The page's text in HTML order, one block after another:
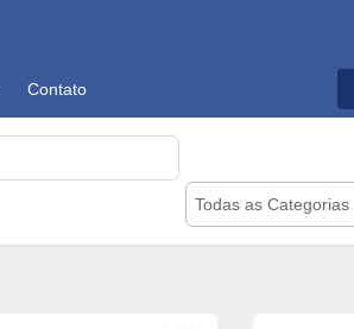
Contato
Todas as Categorias